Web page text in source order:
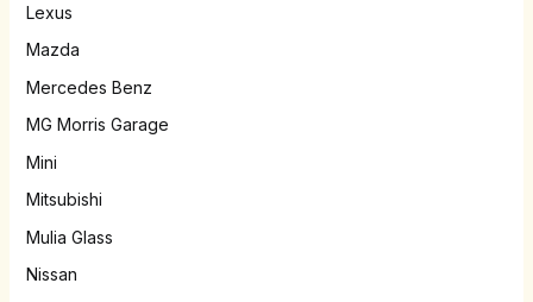
Lexus
Mazda
Mercedes Benz
MG Morris Garage
Mini
Mitsubishi
Mulia Glass
Nissan